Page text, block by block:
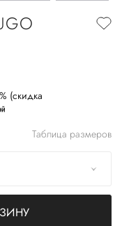
(скидка
Таблица размеров